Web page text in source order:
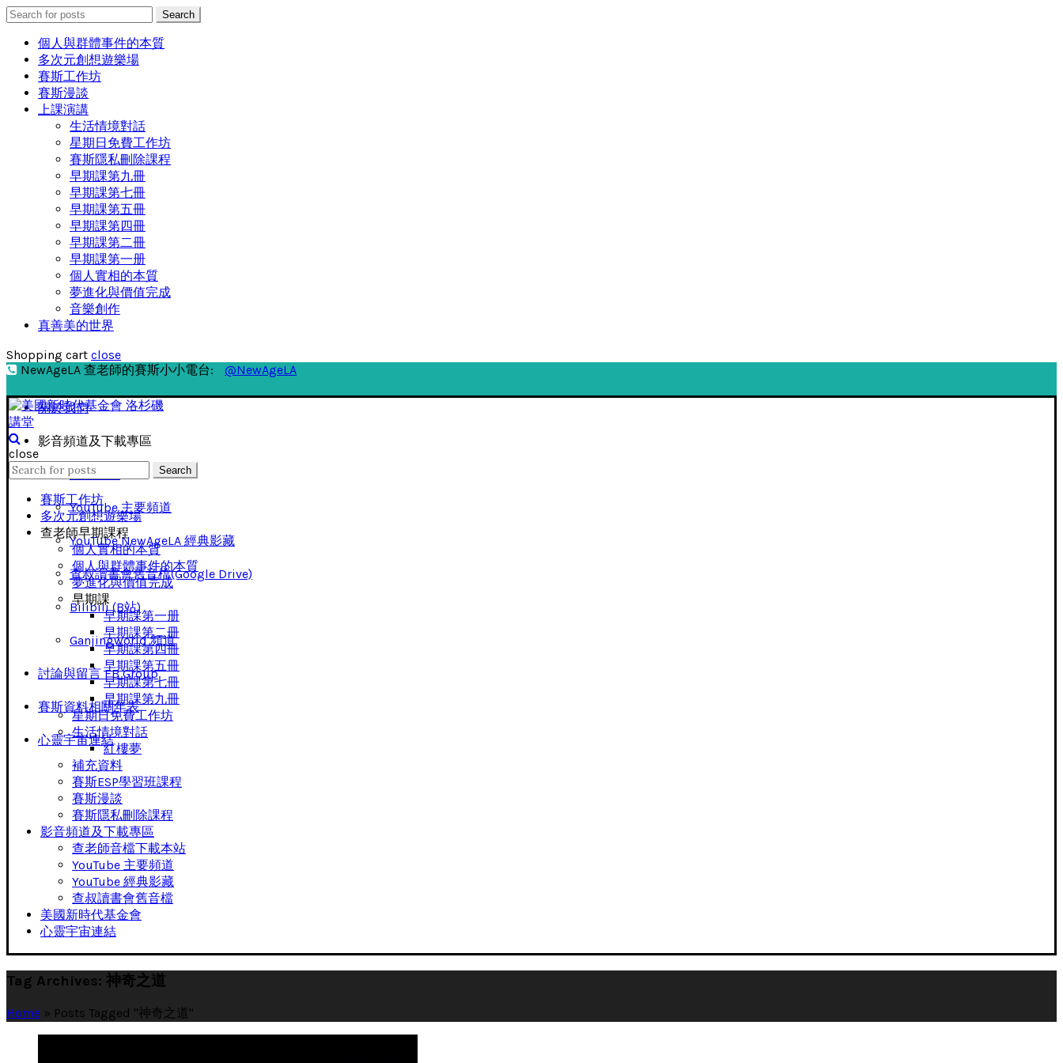
Search
for:
Search
個人與群體事件的本質
多次元創想遊樂場
賽斯工作坊
賽斯漫談
上課演講
生活情境對話
星期日免費工作坊
賽斯隱私刪除課程
早期課第九冊
早期課第七冊
早期課第五冊
早期課第四冊
早期課第二冊
早期課第一册
個人實相的本質
夢進化與價值完成
音樂創作
真善美的世界
Shopping cart close
NewAgeLA 查老師的賽斯小小電台:
@NewAgeLA
關於我們
影音頻道及下載專區
影音下載
YouTube 主要頻道
YouTube NewAgeLA 經典影藏
查叔讀書會舊音檔(Google Drive)
Bilibili (B站)
Ganjingworld 頻道
討論與留言 FB Group
賽斯資料相關年表
心靈宇宙連結
close
Search
for:
Search
賽斯工作坊
多次元創想遊樂場
查老師早期課程
個人實相的本質
個人與群體事件的本質
夢進化與價值完成
早期課
早期課第一册
早期課第二冊
早期課第四冊
早期課第五冊
早期課第七冊
早期課第九冊
星期日免費工作坊
生活情境對話
紅樓夢
補充資料
賽斯ESP學習班課程
賽斯漫談
賽斯隱私刪除課程
影音頻道及下載專區
查老師音檔下載本站
YouTube 主要頻道
YouTube 經典影藏
查叔讀書會舊音檔
美國新時代基金會
心靈宇宙連結
Tag Archives: 神奇之道
Home » Posts Tagged "神奇之道"